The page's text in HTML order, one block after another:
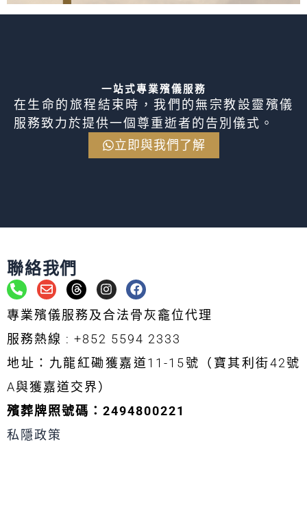
一站式專業殯儀服務
在生命的旅程結束時，我們的無宗教設靈殯儀
服務致力於提供一個尊重逝者的告別儀式。
立即與我們了解
聯絡我們
P
h
o
n
e
-
a
l
t
E
n
v
e
l
o
p
e
T
h
r
e
a
d
s
I
n
s
t
a
g
r
a
F
a
c
e
b
o
o
k
專業殯儀服務及合法骨灰龕位代理
服務熱線 : +852 5594 2333
地址：九龍紅磡獲嘉道11-15號（寶其利街42號
A與獲嘉道交界）
殯葬牌照號碼：2494800221
私隱政策